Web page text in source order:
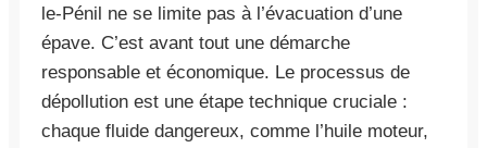
le-Pénil ne se limite pas à l’évacuation d’une
épave. C’est avant tout une démarche
responsable et économique. Le processus de
dépollution est une étape technique cruciale :
chaque fluide dangereux, comme l’huile moteur,